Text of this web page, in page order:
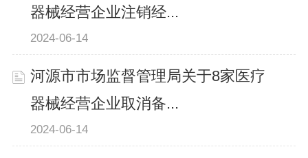
器械经营企业注销经...
2024-06-14
河源市市场监督管理局关于8家医疗
器械经营企业取消备...
2024-06-14